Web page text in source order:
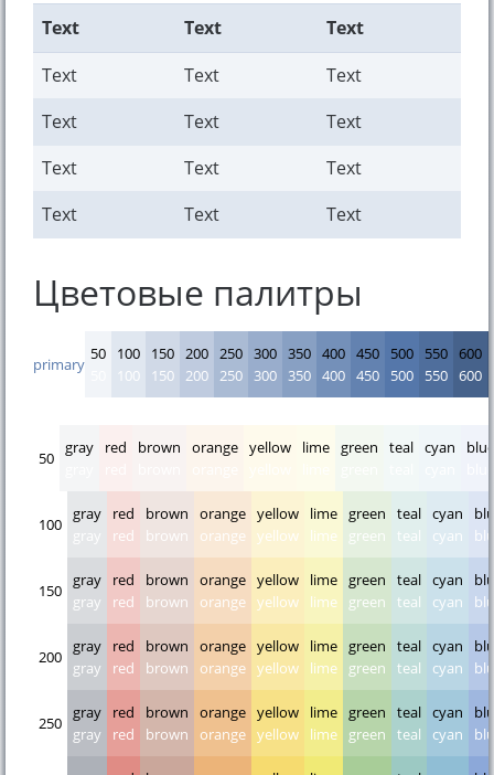
Text Text
Text
Text
Text
Text
Text
Text
Text
Text
Text
Text
Text
Text Text
Цветовые палитры
primary
50
100
100
150
150
200
200
250
250
300
300
350
350
400
400
450
450
500
500
550
550
600
600
50
gray
red
brown
orange yellow
lime green
teal cyan
blue
100
gray
gray
red
red
brown
brown
orange
orange
yellow
yellow
lime
lime
green
green
teal
teal
cyan
cyan
150
gray
gray
red
red
brown
brown
orange
orange
yellow
yellow
lime
lime
green
green
teal
teal
cyan
cyan
200
gray
gray
red
red
brown
brown
orange
orange
yellow
yellow
lime
lime
green
green
teal
teal
cyan
cyan
250
gray
gray
red
red
brown
brown
orange
orange
yellow
yellow
lime
lime
green
green
teal
teal
cyan
cyan